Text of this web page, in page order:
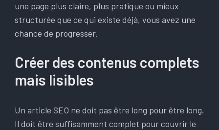
une page plus claire, plus pratique ou mieux
structurée que ce qui existe déjà, vous avez une
chance de progresser.
Créer des contenus complets
mais lisibles
Un article SEO ne doit pas être long pour être long.
Il doit être suffisamment complet pour couvrir le